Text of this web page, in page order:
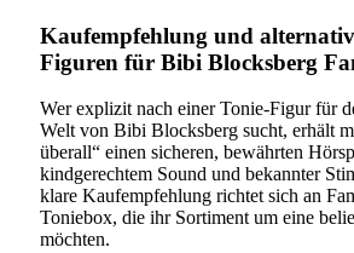
Kaufempfehlung und
Figuren für Bibi Blocksberg
Wer explizit nach einer Tonie-Figur für
Welt von Bibi Blocksberg sucht, erhält
überall“ einen sicheren, bewährten
kindgerechtem Sound und bekannter
klare Kaufempfehlung richtet sich an
Toniebox, die ihr Sortiment um eine
möchten.